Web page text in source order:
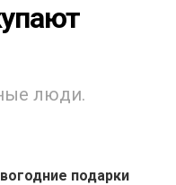
люди.
подарки